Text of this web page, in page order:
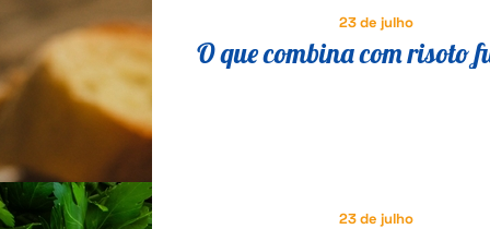
23 de julho
O que combina com risoto
23 de julho